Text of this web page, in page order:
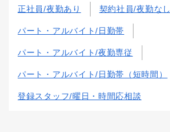
正社員/夜勤あり 契約社員/夜勤なし
パート・アルバイト/日勤帯
パート・アルバイト/夜勤専従
パート・アルバイト/日勤帯（短時間）
登録スタッフ/曜日・時間応相談